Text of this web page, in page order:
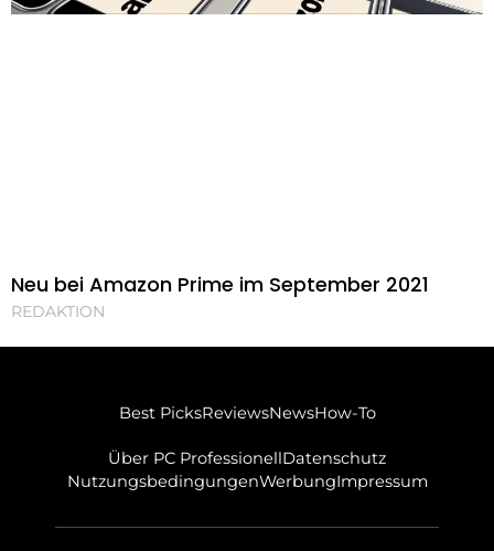
Neu bei Amazon Prime im September 2021
REDAKTION
Best PicksReviewsNewsHow-To
Über PC ProfessionellDatenschutz
NutzungsbedingungenWerbungImpressum